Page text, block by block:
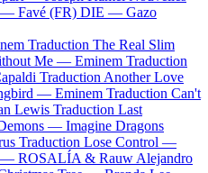
— Favé (FR) DIE — Gazo
Traduction The Real Slim
Me — Eminem Traduction
Traduction Another Love
— Eminem Traduction Can't
Lewis Traduction Last
— Imagine Dragons
Traduction Lose Control —
— ROSALÍA & Rauw Alejandro